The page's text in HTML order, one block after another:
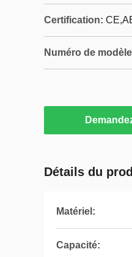
Certification:
Numéro de
Détails du
Matériel:
Capacité: